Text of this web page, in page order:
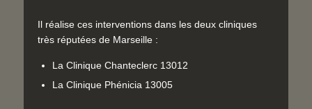
Il réalise ces interventions dans les deux cliniques
très réputées de Marseille :
La Clinique Chanteclerc 13012
La Clinique Phénicia 13005